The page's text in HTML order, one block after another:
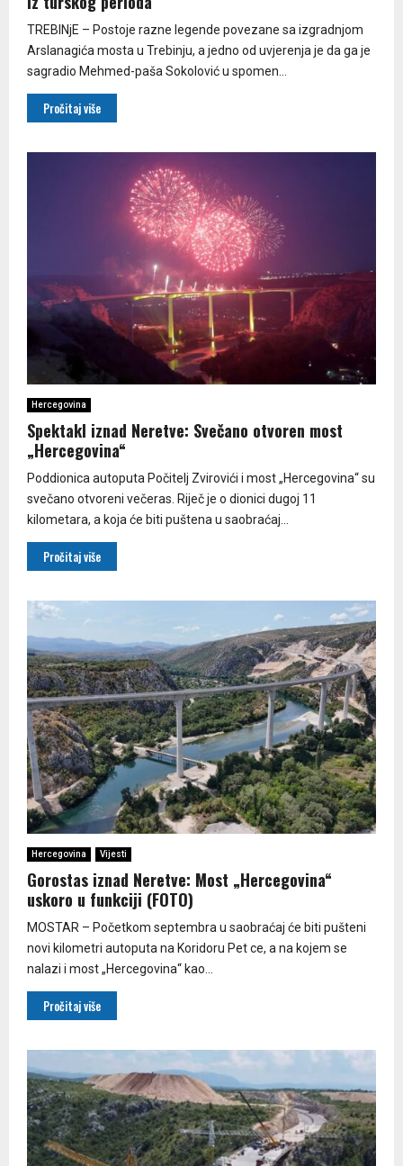
TREBINjE – Postoje razne legende povezane sa izgradnjom
Arslanagića mosta u Trebinju, a jedno od uvjerenja je da ga je
sagradio Mehmed-paša Sokolović u spomen...
Pročitaj više
Hercegovina
Spektakl iznad Neretve: Svečano otvoren most
„Hercegovina“
Poddionica autoputa Počitelj Zvirovići i most „Hercegovina“ su
svečano otvoreni večeras. Riječ je o dionici dugoj 11
kilometara, a koja će biti puštena u saobraćaj...
Pročitaj više
Hercegovina Vijesti
Gorostas iznad Neretve: Most „Hercegovina“
uskoro u funkciji (FOTO)
MOSTAR – Početkom septembra u saobraćaj će biti pušteni
novi kilometri autoputa na Koridoru Pet ce, a na kojem se
nalazi i most „Hercegovina“ kao...
Pročitaj više